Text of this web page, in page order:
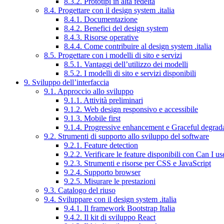
8.4. Progettare con il design system .italia
8.4.1. Documentazione
8.4.2. Benefici del design system
8.4.3. Risorse operative
8.4.4. Come contribuire al design system .italia
8.5. Progettare con i modelli di sito e servizi
8.5.1. Vantaggi dell’utilizzo dei modelli
8.5.2. I modelli di sito e servizi disponibili
9. Sviluppo dell’interfaccia
9.1. Approccio allo sviluppo
9.1.1. Attività preliminari
9.1.2. Web design responsivo e accessibile
9.1.3. Mobile first
9.1.4. Progressive enhancement e Graceful
9.2. Strumenti di supporto allo sviluppo del software
9.2.1. Feature detection
9.2.2. Verificare le feature disponibili con Can I
9.2.3. Strumenti e risorse per CSS e JavaScript
9.2.4. Supporto browser
9.2.5. Misurare le prestazioni
9.3. Catalogo del riuso
9.4. Sviluppare con il design system .italia
9.4.1. Il framework Bootstrap Italia
9.4.2. Il kit di sviluppo React